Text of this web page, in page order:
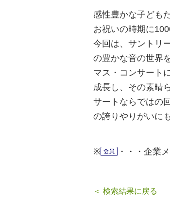
感性豊かな子ども
お祝いの時期に
今回は、サントリ
の豊かな音の世界
マス・コンサート
成長し、その素晴
サートならではの
の誇りやりがいに
※ ・・・企業
＜ 検索結果に戻る